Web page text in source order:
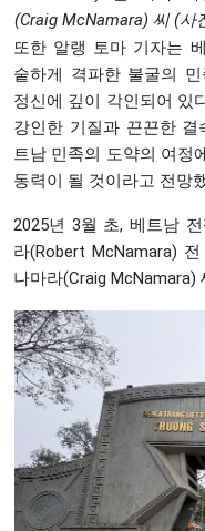
(Craig McNamara) 씨 (사
또한 알랭 토마 기자는
숱하게 격파한 불굴의
정신에 깊이 각인되어 있
강인한 기질과 끈끈한
트남 민족의 도약의 여정
동력이 될 것이라고 전망
2025년 3월 초, 베트남
라(Robert McNamara)
나마라(Craig McNamara)